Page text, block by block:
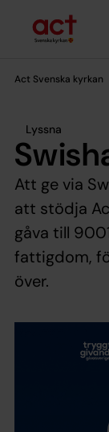
Act Svenska kyrkan
Lyssna
Att ge via
att stödja
gåva till
fattigdom,
över.